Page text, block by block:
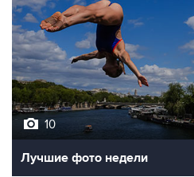
10
Лучшие фото недели